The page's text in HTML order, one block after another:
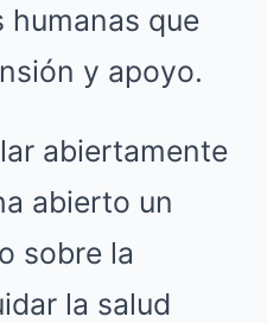
humanas que
y apoyo.
abiertamente
abierto un
sobre la
la salud